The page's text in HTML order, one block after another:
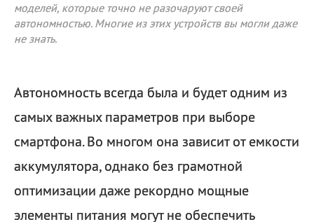
моделей, которые точно не разочаруют своей
автономностью. Многие из этих устройств вы могли даже
не знать.
Автономность всегда была и будет одним из
самых важных параметров при выборе
смартфона. Во многом она зависит от емкости
аккумулятора, однако без грамотной
оптимизации даже рекордно мощные
элементы питания могут не обеспечить